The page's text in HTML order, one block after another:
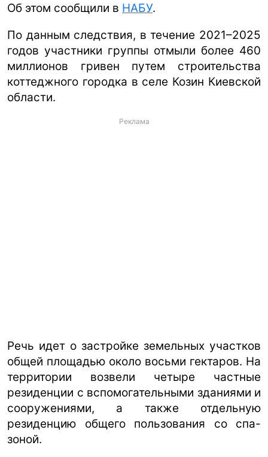
Об этом сообщили в НАБУ.
По данным следствия, в течение 2021–2025
годов участники группы отмыли более 460
миллионов гривен путем строительства
коттеджного городка в селе Козин Киевской
области.
Реклама
Речь идет о застройке земельных участков
общей площадью около восьми гектаров. На
территории возвели четыре частные
резиденции с вспомогательными зданиями и
сооружениями, а также отдельную
резиденцию общего пользования со спа-
зоной.